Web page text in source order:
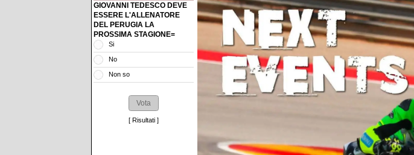
GIOVANNI TEDESCO DEVE
ESSERE L'ALLENATORE
DEL PERUGIA LA
PROSSIMA STAGIONE=
Si
No
Non so
[ Risultati ]